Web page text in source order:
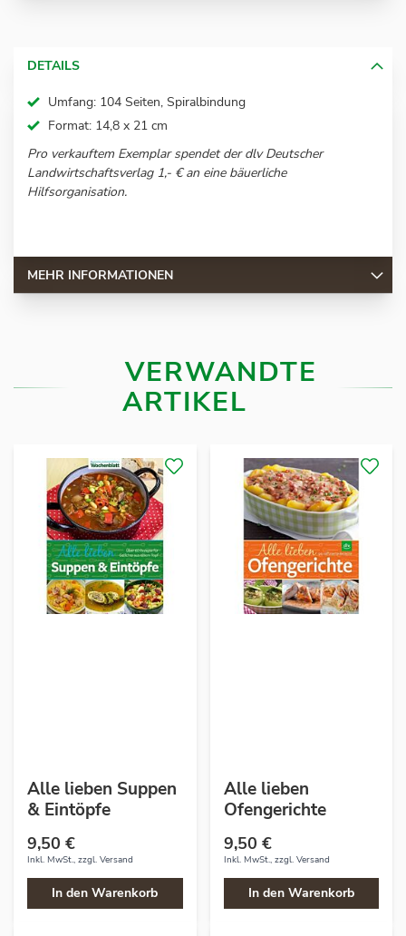
DETAILS
Umfang: 104 Seiten, Spiralbindung
Format: 14,8 x 21 cm
Pro verkauftem Exemplar spendet der dlv Deutscher
Landwirtschaftsverlag 1,- € an eine bäuerliche
Hilfsorganisation.
MEHR INFORMATIONEN
VERWANDTE
ARTIKEL
Alle lieben Suppen
& Eintöpfe
9,50 €
Inkl. MwSt., zzgl. Versand
In den Warenkorb
Alle lieben
Ofengerichte
9,50 €
Inkl. MwSt., zzgl. Versand
In den Warenkorb